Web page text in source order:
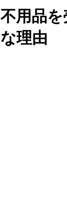
不用品
な理由